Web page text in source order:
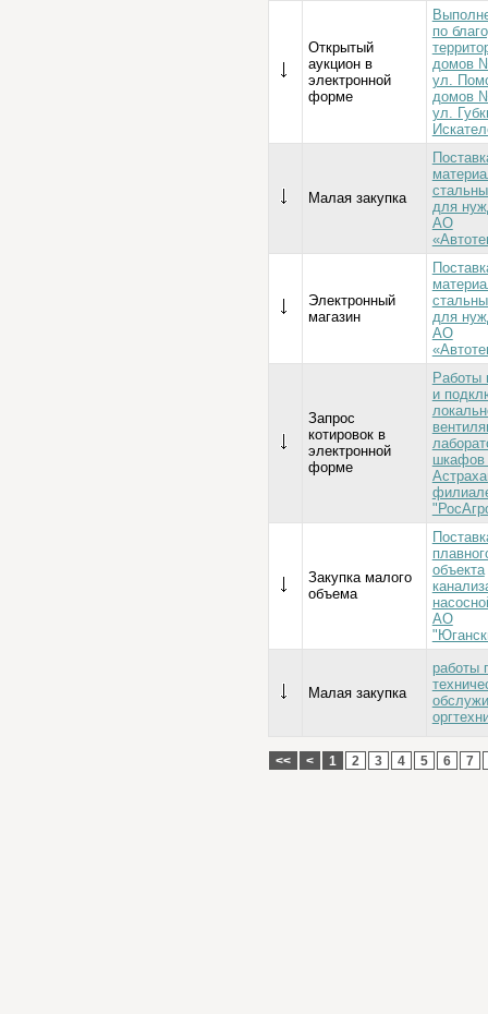
Открытый
аукцион в
электронной
форме
по
домов
ул.
домов
ул.
Малая закупка
для
АО
Электронный
магазин
для
АО
Запрос
котировок в
электронной
форме
Работы
и
шкафов
Закупка малого
объема
объекта
АО
Малая закупка
работы
<< < 1 2 3 4 5 6 7